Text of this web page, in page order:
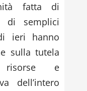
fatta di
di semplici
ieri hanno
sulla tutela
risorse e
dell’intero